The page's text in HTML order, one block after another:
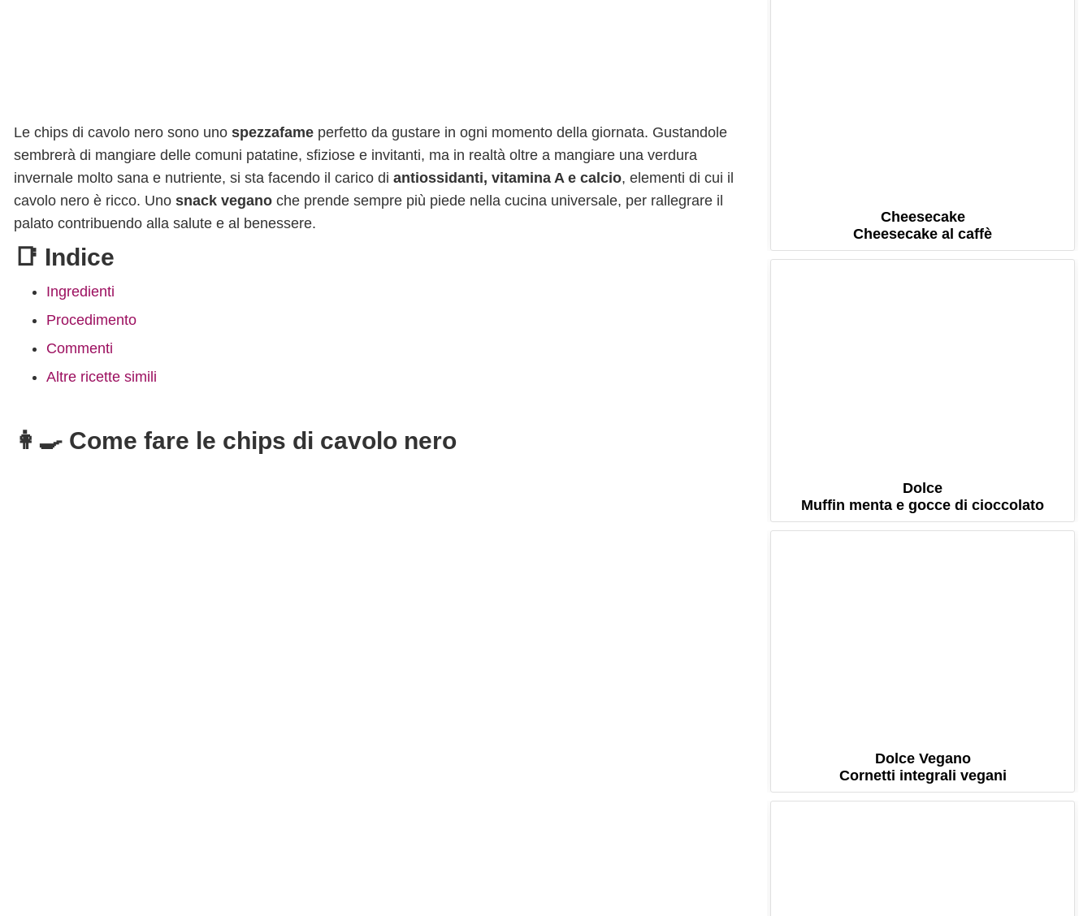
Le chips di cavolo nero sono uno spezzafame perfetto da gustare in ogni momento della giornata. Gustandole
sembrerà di mangiare delle comuni patatine, sfiziose e invitanti, ma in realtà oltre a mangiare una verdura
invernale molto sana e nutriente, si sta facendo il carico di antiossidanti, vitamina A e calcio, elementi di cui il
cavolo nero è ricco. Uno snack vegano che prende sempre più piede nella cucina universale, per rallegrare il
palato contribuendo alla salute e al benessere.
📑 Indice
Ingredienti
Procedimento
Commenti
Altre ricette simili
👩‍🍳 Come fare le chips di cavolo nero
Cheesecake
Cheesecake al caffè
Dolce
Muffin menta e gocce di cioccolato
Dolce Vegano
Cornetti integrali vegani